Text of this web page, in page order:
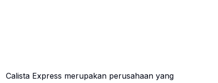
Calista Express merupakan perusahaan yang